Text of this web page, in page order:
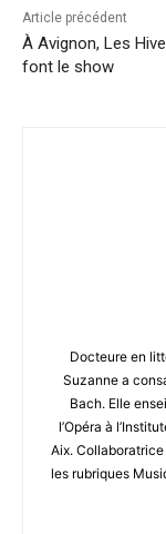
Article précédent
À Avignon, Les
font le show
Docteure en
Suzanne a
Bach. Elle
l’Opéra à
Aix.
les rubriques